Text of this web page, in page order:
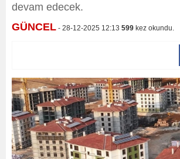
devam edecek.
GÜNCEL - 28-12-2025 12:13 599 kez okundu.